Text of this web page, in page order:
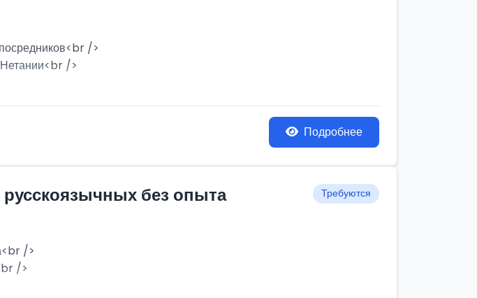
/>
Нетании<br />
Подробнее
без опыта Требуются
/>
/>